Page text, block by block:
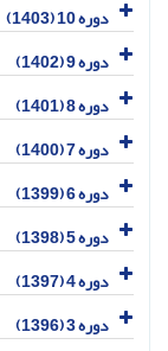
دوره 10 (1403)
دوره 9 (1402)
دوره 8 (1401)
دوره 7 (1400)
دوره 6 (1399)
دوره 5 (1398)
دوره 4 (1397)
دوره 3 (1396)